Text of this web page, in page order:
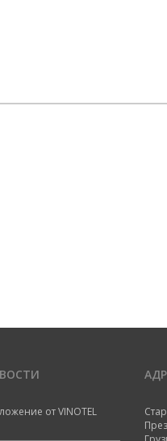
от VINOTEL